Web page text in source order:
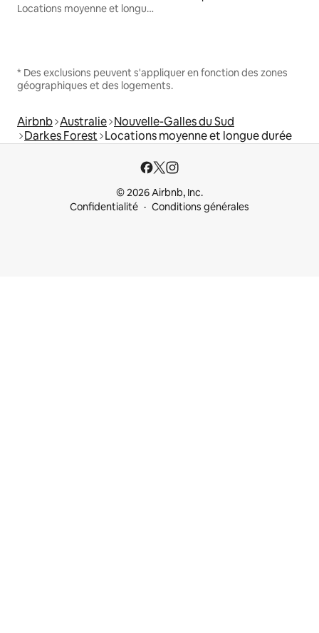
Locations moyenne et longue durée
* Des exclusions peuvent s'appliquer en fonction des zones
géographiques et des logements.
Airbnb Australie Nouvelle-Galles du Sud
Darkes Forest Locations moyenne et longue durée
© 2026 Airbnb, Inc.
Confidentialité
Conditions générales